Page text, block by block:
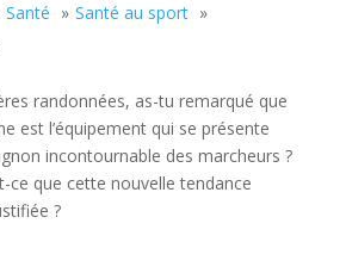
Santé
Santé au sport
randonnées, as-tu remarqué que
est l’équipement qui se présente
incontournable des marcheurs ?
ce que cette nouvelle tendance
?